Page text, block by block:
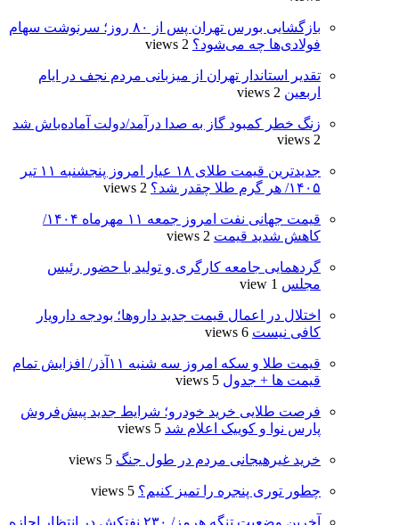
بازگشایی بورس تهران پس از ۸۰ روز؛ سرنوشت سهام
فولادی‌ها چه می‌شود؟ 2 views
تقدیر استاندار تهران از میزبانی مردم نجف در ایام
اربعین 2 views
زنگ خطر کمبود گاز به صدا درآمد/دولت آماده‌باش شد
2 views
جدیدترین قیمت طلای ۱۸ عیار امروز‌ پنجشنبه ۱۱ تیر
۱۴۰۵/ هر گرم طلا چقدر شد؟
2 views
قیمت جهانی نفت امروز جمعه ۱۱ مهرماه ۱۴۰۴/
کاهش شدید قیمت 2 views
گردهمایی جامعه کارگری و تولید با حضور رئیس
مجلس 1 view
اختلال در اعمال قیمت‌ جدید داروها؛ بودجه دارویار
کافی نیست 6 views
قیمت طلا و سکه امروز سه شنبه ۱۱آذر/ افزایش تمام
قیمت ها + جدول 5 views
فرصت طلایی خرید خودرو؛ شرایط جدید پیش‌فروش
پارس نوا و کوییک اعلام شد 5 views
خرید غیرهیجانی مردم در طول جنگ 5 views
چطور توری پنجره را تمیز کنیم؟ 5 views
آخرین وضعیت تنگه هرمز/ ۲۳۰ نفتکش در انتظار اجازه